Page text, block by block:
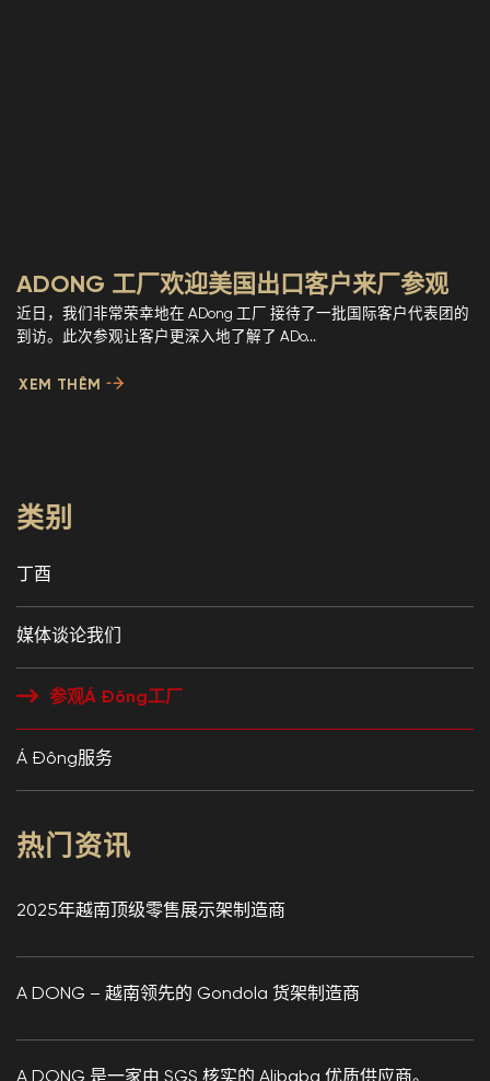
ADONG 工厂欢迎美国出口客户来厂参观
近日，我们非常荣幸地在 ADong 工厂 接待了一批国际客户代表团的
到访。此次参观让客户更深入地了解了 ADo...
XEM THÊM
类别
丁酉
媒体谈论我们
参观Á Đông工厂
Á Đông服务
热门资讯
2025年越南顶级零售展示架制造商
A DONG – 越南领先的 Gondola 货架制造商
A DONG 是一家由 SGS 核实的 Alibaba 优质供应商。